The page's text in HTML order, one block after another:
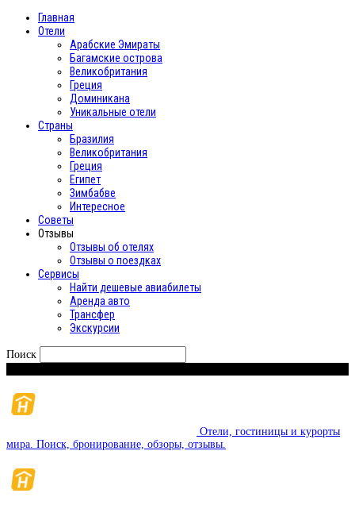
Главная
Отели
Арабские Эмираты
Багамские острова
Великобритания
Греция
Доминикана
Уникальные отели
Страны
Бразилия
Великобритания
Греция
Египет
Зимбабве
Интересное
Cоветы
Отзывы
Отзывы об отелях
Отзывы о поездках
Сервисы
Найти дешевые авиабилеты
Аренда авто
Трансфер
Экскурсии
Поиск
Отели, гостиницы и курорты
мира. Поиск, бронирование, обзоры, отзывы.